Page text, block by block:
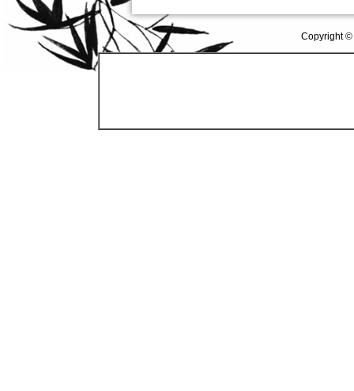
Copyright ©